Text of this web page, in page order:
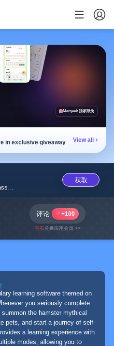
AI驱动，助力控糖与饮食记录，提供个性化建议
Mergeek 独家限免
in exclusive giveaway View all
Learn words easily by associat...
获取
评论 +100
宝石兑换应用会员 >>
learning software themed on
you seriously complete
the hamster mythical
pets, and start a journey of self-
a learning experience with
modes, allowing you to